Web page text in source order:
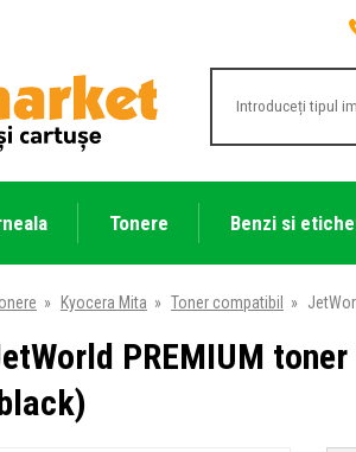
Tonere Benzi si
» Kyocera Mita » Toner compatibil »
PREMIUM